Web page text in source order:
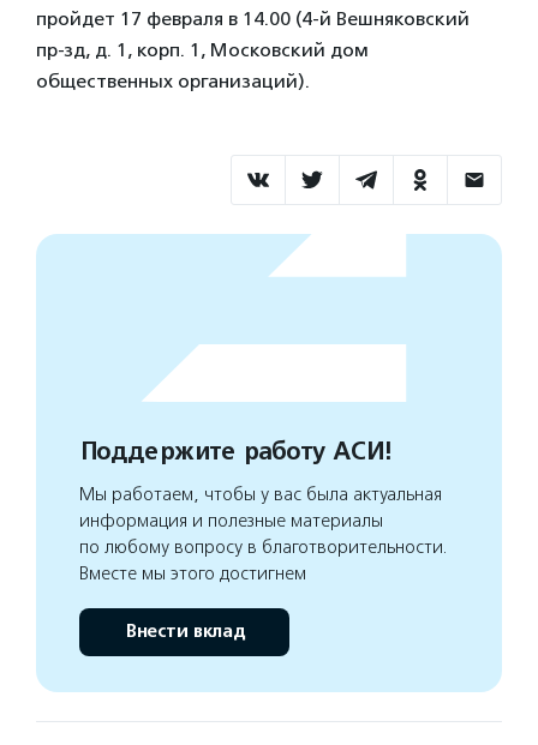
пройдет 17 февраля в 14.00 (4-й Вешняковский
пр-зд, д. 1, корп. 1, Московский дом
общественных организаций).
Поддержите работу АСИ!
Мы работаем, чтобы у вас была актуальная
информация и полезные материалы
по любому вопросу в благотворительности.
Вместе мы этого достигнем
Внести вклад